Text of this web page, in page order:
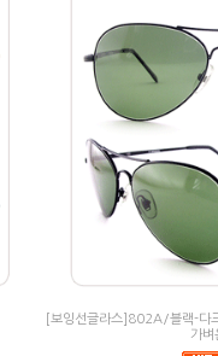
[보잉선글라스]802A/블랙-다
가벼